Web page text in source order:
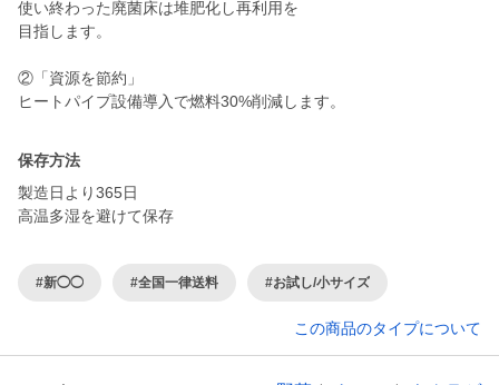
使い終わった廃菌床は堆肥化し再利用を
目指します。
②「資源を節約」
ヒートパイプ設備導入で燃料30%削減します。
保存方法
製造日より365日
高温多湿を避けて保存
#新◯◯ #全国一律送料 #お試し/小サイズ
この商品のタイプについて